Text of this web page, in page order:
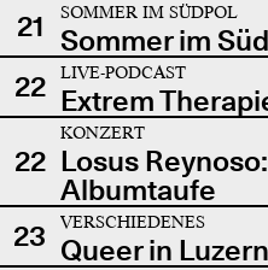
21
SOMMER IM SÜDPOL
Sommer im
22
LIVE-PODCAST
Extrem
22
KONZERT
Losus Reynoso:
Albumtaufe
23
VERSCHIEDENES
Queer in Luzern